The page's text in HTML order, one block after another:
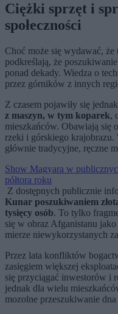
Ciężki sprzęt i
społeczności
Choć może się wydawać,
podkreślają, że
ponad dekady. Wiedza o
przez górników z innych
Z czasem pojawiły się
z maszyn, w tym koparek,
mieszkańców. Obawiają się
rzeki i górskiego krajobrazu.
głównie tradycyjne, ręczne
Show Magyara w
półtora roku
Z dostępnych publicznie
Kunar poszukiwaniem
tysięcy osób. To tylko
się w obraz Afganistanu
mierze niewykorzystanych
Przez lata konfliktów
zasięgiem większej
się przyciągać inwestorów i
jednak dla wielu
mozolne przeszukiwanie